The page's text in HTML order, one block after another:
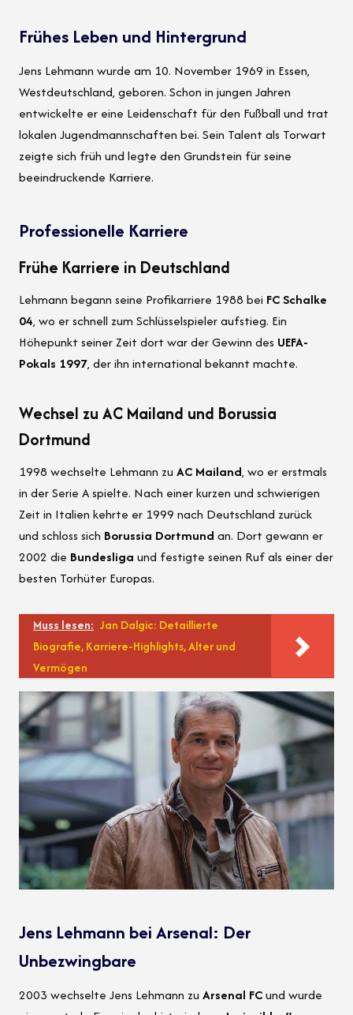
Frühes Leben und Hintergrund
Jens Lehmann wurde am 10. November 1969 in Essen,
Westdeutschland, geboren. Schon in jungen Jahren
entwickelte er eine Leidenschaft für den Fußball und trat
lokalen Jugendmannschaften bei. Sein Talent als Torwart
zeigte sich früh und legte den Grundstein für seine
beeindruckende Karriere.
Professionelle Karriere
Frühe Karriere in Deutschland
Lehmann begann seine Profikarriere 1988 bei FC Schalke
04, wo er schnell zum Schlüsselspieler aufstieg. Ein
Höhepunkt seiner Zeit dort war der Gewinn des UEFA-
Pokals 1997, der ihn international bekannt machte.
Wechsel zu AC Mailand und Borussia
Dortmund
1998 wechselte Lehmann zu AC Mailand, wo er erstmals
in der Serie A spielte. Nach einer kurzen und schwierigen
Zeit in Italien kehrte er 1999 nach Deutschland zurück
und schloss sich Borussia Dortmund an. Dort gewann er
2002 die Bundesliga und festigte seinen Ruf als einer der
besten Torhüter Europas.
Muss lesen: Jan Dalgic: Detaillierte
Biografie, Karriere-Highlights, Alter und
Vermögen
Jens Lehmann bei Arsenal: Der
Unbezwingbare
2003 wechselte Jens Lehmann zu Arsenal FCund wurde